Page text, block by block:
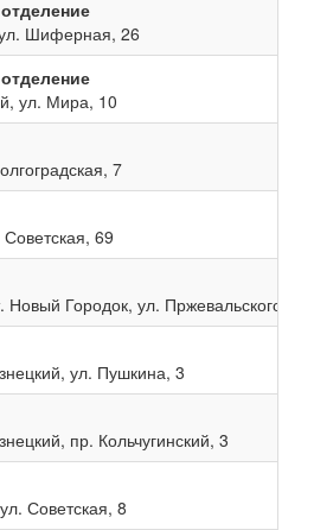
Шиферная, 26
ул. Мира, 10
7
69
Новый Городок, ул. Пржевальского, 13
ул. Пушкина, 3
пр. Кольчугинский, 3
Советская, 8